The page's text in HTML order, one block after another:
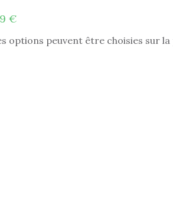
€
options peuvent être choisies sur